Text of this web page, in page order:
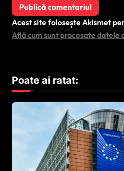
Acest site folosește Akismet
Află cum sunt procesate
Poate ai ratat: